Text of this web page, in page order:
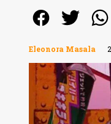
Eleonora Masala